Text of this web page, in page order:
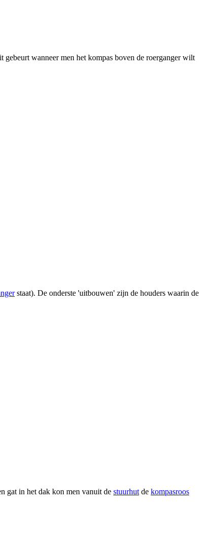
wanneer men het kompas boven de roerganger wilt
staat). De onderste 'uitbouwen' zijn de houders waarin de
gat in het dak kon men vanuit de stuurhut de kompasroos